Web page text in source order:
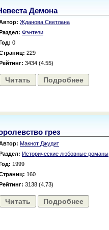
Демона
Жданова Светлана
Фэнтези
0
229
3434 (4.55)
Читать Подробнее
грез
Макнот Джудит
Исторические любовные романы
1999
160
3138 (4.73)
Читать Подробнее